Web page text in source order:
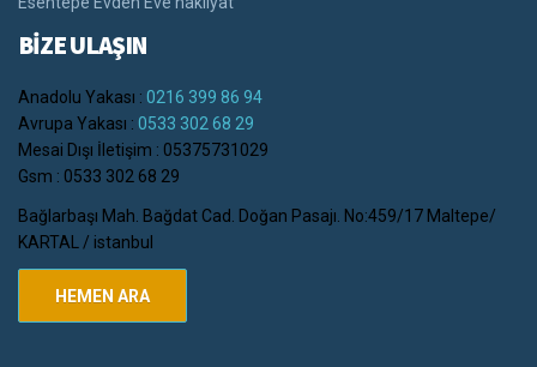
BİZE ULAŞIN
Anadolu Yakası : 0216 399 86 94
Avrupa Yakası : 0533 302 68 29
Mesai Dışı İletişim : 05375731029
Gsm : 0533 302 68 29
Bağlarbaşı Mah. Bağdat Cad. Doğan Pasajı. No:459/17 Maltepe/
KARTAL / istanbul
HEMEN ARA